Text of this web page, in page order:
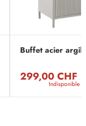
Buffet acier
299,00 CHF
Indisponible